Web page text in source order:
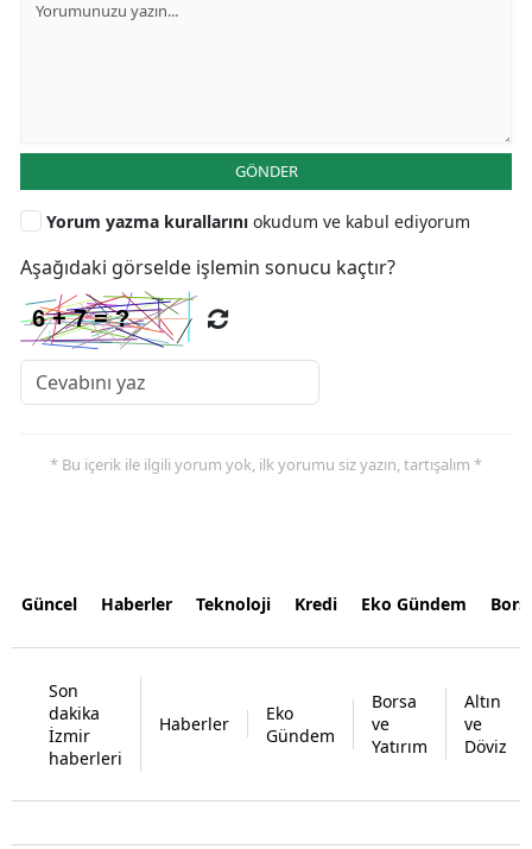
GÖNDER
Yorum yazma kurallarını okudum ve kabul ediyorum
Aşağıdaki görselde işlemin sonucu kaçtır?
* Bu içerik ile ilgili yorum yok, ilk yorumu siz yazın, tartışalım *
Güncel Haberler Teknoloji Kredi Eko Gündem
Son
dakika
İzmir
haberleri
Haberler
Eko
Gündem
Borsa
ve
Yatırım
Altın
ve
Döviz